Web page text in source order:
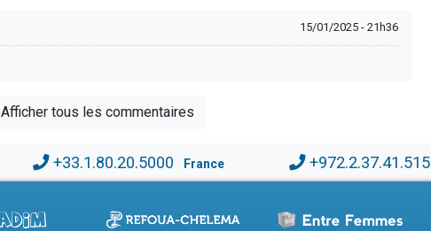
15/01/2025 - 21h36
Afficher tous les commentaires
+33.1.80.20.5000 France +972.2.37.41.515